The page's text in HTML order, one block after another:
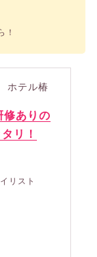
！
ホテル椿
修ありの
リ！
リスト